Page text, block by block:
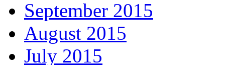
September 2015
August 2015
July 2015